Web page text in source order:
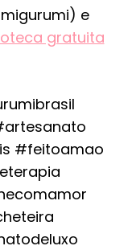
e
gratuita
#feitoamao